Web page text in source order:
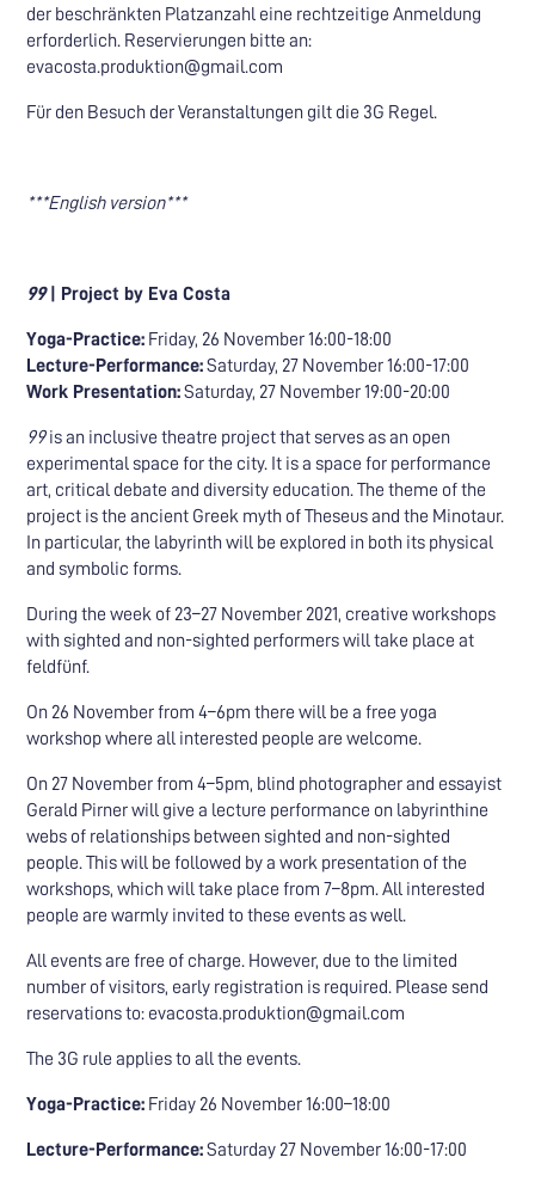
der beschränkten Platzanzahl eine rechtzeitige Anmeldung
erforderlich. Reservierungen bitte an:
evacosta.produktion@gmail.com
Für den Besuch der Veranstaltungen gilt die 3G Regel.
***English version***
99 | Project by Eva Costa
Yoga-Practice: Friday, 26 November 16:00-18:00
Lecture-Performance:Saturday, 27 November 16:00-17:00
Work Presentation:Saturday, 27 November 19:00-20:00
99is an inclusive theatre project that serves as an open
experimental space for the city. It is a space for performance
art, critical debate and diversity education. The theme of the
project is the ancient Greek myth of Theseus and the Minotaur.
In particular, the labyrinth will be explored in both its physical
and symbolic forms.
During the week of 23–27 November 2021, creative workshops
with sighted and non-sighted performers will take place at
feldfünf.
On 26 November from 4–6pm there will be a free yoga
workshop where all interested people are welcome.
On 27 November from 4–5pm, blind photographer and essayist
Gerald Pirner will give a lecture performance on labyrinthine
webs of relationships between sighted and non-sighted
people. This will be followed by a work presentation of the
workshops, which will take place from 7–8pm. All interested
people are warmly invited to these events as well.
All events are free of charge. However, due to the limited
number of visitors, early registration is required. Please send
reservations to: evacosta.produktion@gmail.com
The 3G rule applies to all the events.
Yoga-Practice: Friday 26 November 16:00–18:00
Lecture-Performance:Saturday 27 November 16:00-17:00